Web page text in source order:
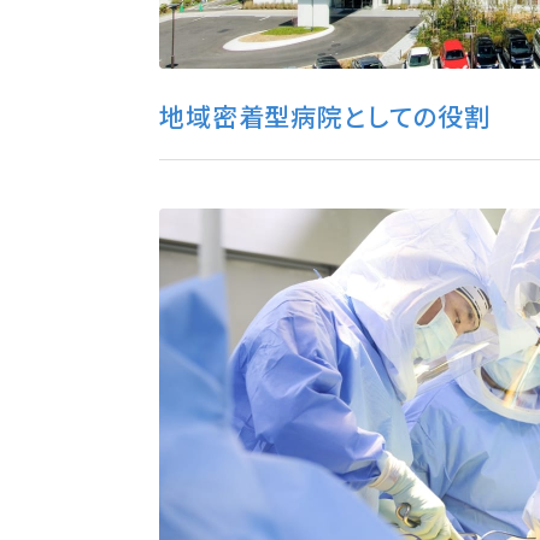
地域密着型病院としての役割